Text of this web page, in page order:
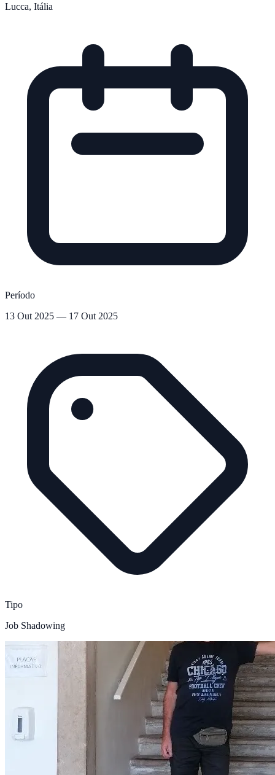
Lucca, Itália
Período
13 Out 2025 — 17 Out 2025
Tipo
Job Shadowing